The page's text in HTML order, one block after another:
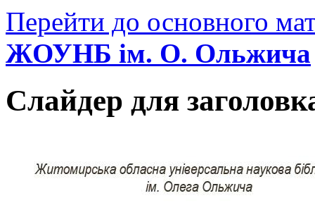
Перейти до основного
ЖОУНБ ім. О. Ольжича
Слайдер для